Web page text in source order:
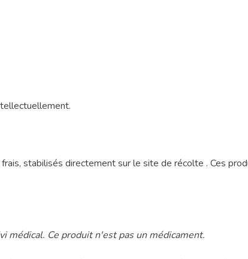
stabilisés directement sur le site de récolte . Ces
médical. Ce produit n'est pas un médicament.